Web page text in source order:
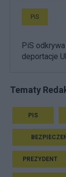
PiS
PiS
deportacje
Tematy
PIS
PREZYDENT